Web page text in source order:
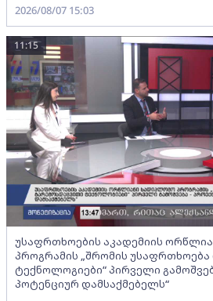
2026/08/07 15:03
უსაფრთხოების აკადემიის
პროგრამის „შრომის
ტექნოლოგიები“ პირველი
პოტენციურ დამსაქმებელს“
11:15